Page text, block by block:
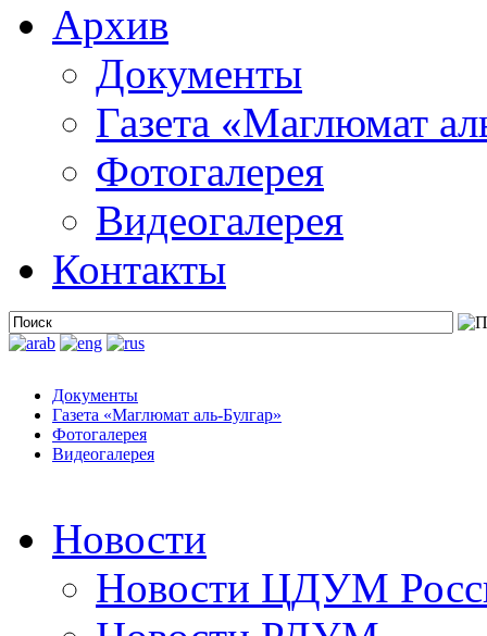
Архив
Документы
Газета «Маглюмат
Фотогалерея
Видеогалерея
Контакты
Документы
Газета «Маглюмат аль-Булгар»
Фотогалерея
Видеогалерея
Новости
Новости ЦДУМ